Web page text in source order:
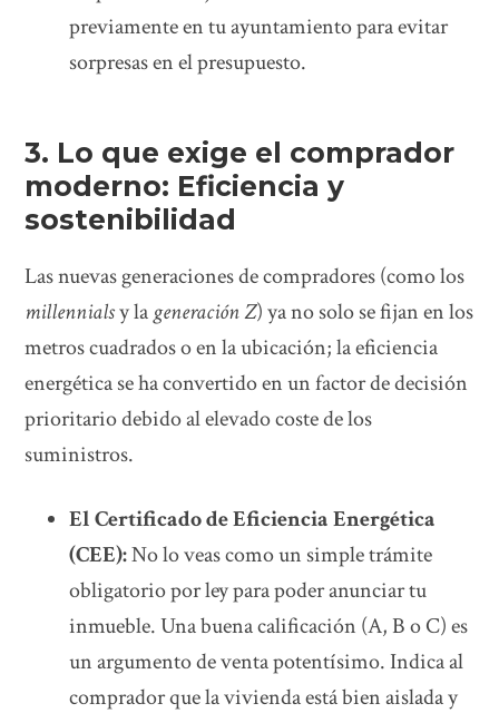
previamente en tu ayuntamiento para evitar
sorpresas en el presupuesto.
3. Lo que exige el comprador
moderno: Eficiencia y
sostenibilidad
Las nuevas generaciones de compradores (como los
millennialsy lageneración Z) ya no solo se fijan en los
metros cuadrados o en la ubicación; la eficiencia
energética se ha convertido en un factor de decisión
prioritario debido al elevado coste de los
suministros.
El Certificado de Eficiencia Energética
(CEE):No lo veas como un simple trámite
obligatorio por ley para poder anunciar tu
inmueble. Una buena calificación (A, B o C) es
un argumento de venta potentísimo. Indica al
comprador que la vivienda está bien aislada y